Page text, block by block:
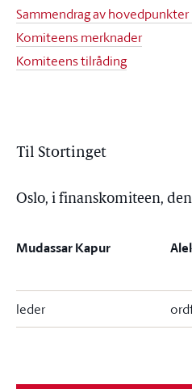
Sammendrag av
Komiteens merknader
Komiteens tilråding
Til Stortinget
Oslo, i finanskomiteen,
Mudassar Kapur
leder